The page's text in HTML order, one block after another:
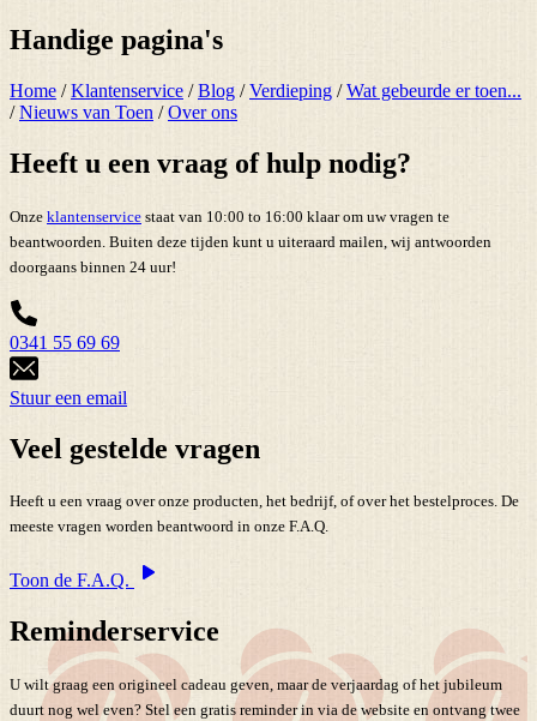
Handige pagina's
Home /Klantenservice /Blog /Verdieping /Wat gebeurde er toen...
/Nieuws van Toen /Over ons
Heeft u een vraag of hulp nodig?
Onze klantenservice staat van 10:00 to 16:00 klaar om uw vragen te
beantwoorden. Buiten deze tijden kunt u uiteraard mailen, wij antwoorden
doorgaans binnen 24 uur!
0341 55 69 69
Stuur een email
Veel gestelde vragen
Heeft u een vraag over onze producten, het bedrijf, of over het bestelproces. De
meeste vragen worden beantwoord in onze F.A.Q.
Toon de F.A.Q.
Reminderservice
U wilt graag een origineel cadeau geven, maar de verjaardag of het jubileum
duurt nog wel even? Stel een gratis reminder in via de website en ontvang twee